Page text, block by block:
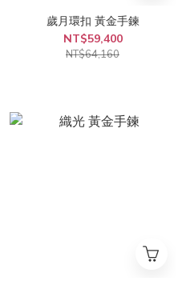
歲月環扣 黃金手鍊
NT$59,400
NT$64,160